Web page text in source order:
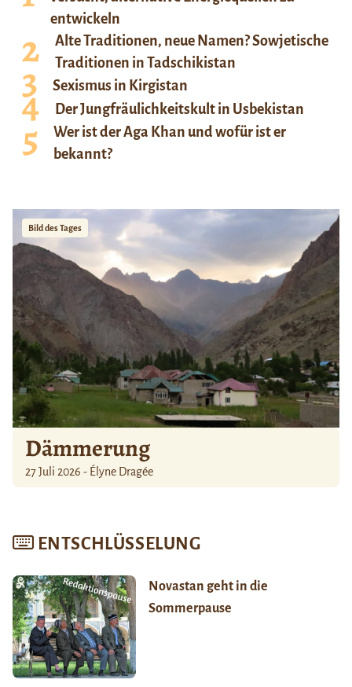
entwickeln
Alte Traditionen, neue Namen? Sowjetische
Traditionen in Tadschikistan
Sexismus in Kirgistan
Der Jungfräulichkeitskult in Usbekistan
Wer ist der Aga Khan und wofür ist er
bekannt?
Bild des Tages
Dämmerung
27 Juli 2026 - Élyne Dragée
ENTSCHLÜSSELUNG
Novastan geht in die
Sommerpause